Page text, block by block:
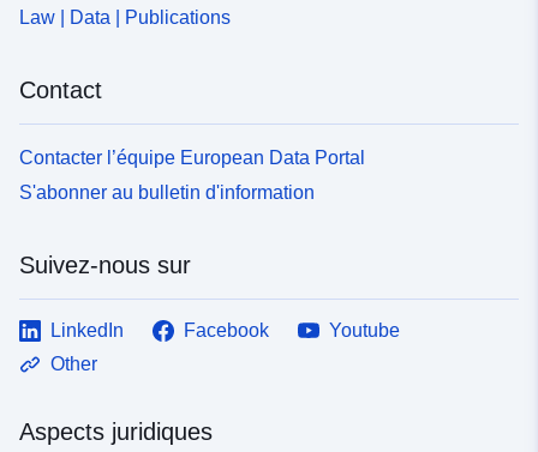
uriRef:
120066022-srv-baeedaf5-a602-
4489-a13b-23262d9a891a
Law | Data | Publications
Contact
Contacter l’équipe European Data Portal
S'abonner au bulletin d'information
Suivez-nous sur
LinkedIn Facebook
Youtube
Other
Aspects juridiques